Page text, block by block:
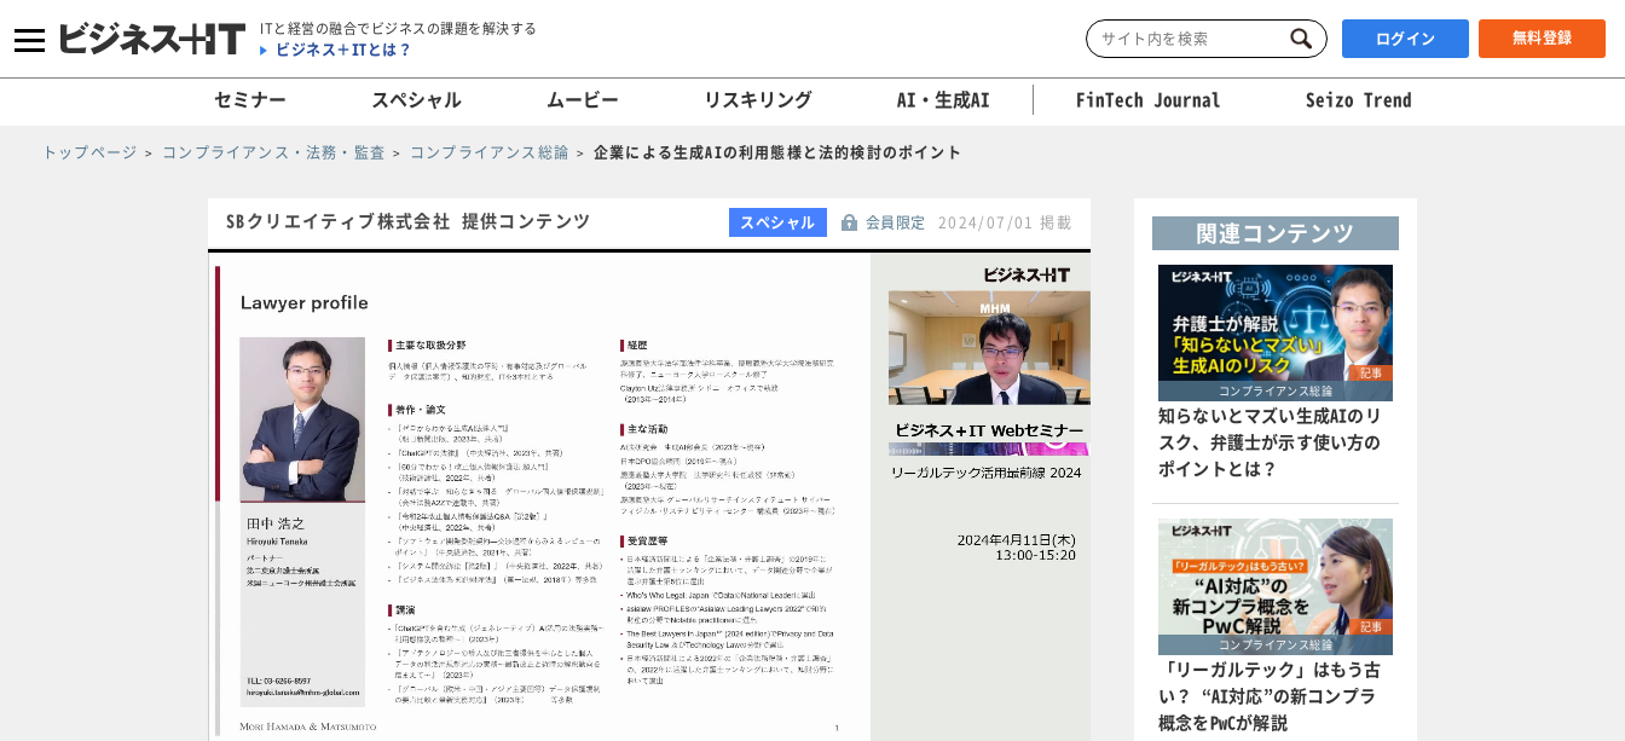
ITと経営の融合でビジネスの課題を解決する
ビジネス＋ITとは？ ログイン 無料登録
セミナー スペシャル ムービー リスキリング AI・生成AI FinTech Journal Seizo Trend
トップページ コンプライアンス・法務・監査 コンプライアンス総論 企業による生成AIの利用態様と法的検討のポイント
SBクリエイティブ株式会社 提供コンテンツ スペシャル 会員限定 2024/07/01 掲載
/
関連コンテンツ
記事
コンプライアンス総論
知らないとマズい生成AIのリ
スク、弁護士が示す使い方の
ポイントとは？
記事
コンプライアンス総論
「リーガルテック」はもう古
い？ “AI対応”の新コンプラ
概念をPwCが解説